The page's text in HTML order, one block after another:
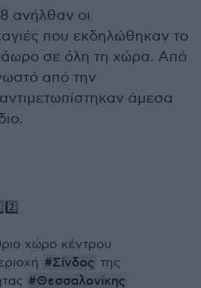
ανήλθαν οι
που εκδηλώθηκαν το
σε όλη τη χώρα. Από
από την
άμεσα
χώρο κέντρου
#Σίνδος της
#Θεσσαλονίκης